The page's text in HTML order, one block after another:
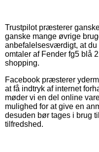
Trustpilot præsterer
ganske mange øvrige
anbefalelsesværdigt, at
omtaler af Fender fg5 blå
shopping.
Facebook præsterer
at få indtryk af internet
møder vi en del online
mulighed for at give en
desuden bør tages i brug
tilfredshed.